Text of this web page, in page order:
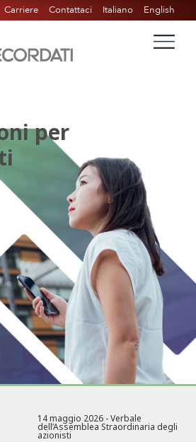
Carriere Contattaci Italiano English
per
14 maggio 2026 - Verbale
dell’Assemblea Straordinaria degli
azionisti